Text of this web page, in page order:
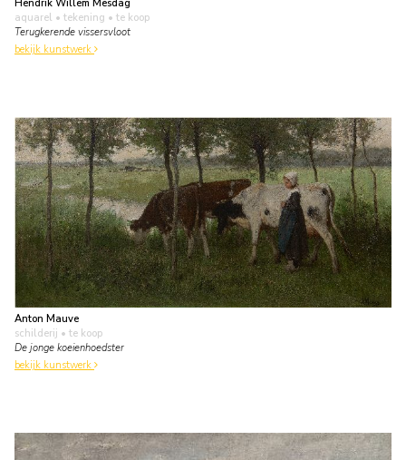
Hendrik Willem Mesdag
aquarel • tekening • te koop
Terugkerende vissersvloot
bekijk kunstwerk
Anton Mauve
schilderij • te koop
De jonge koeienhoedster
bekijk kunstwerk